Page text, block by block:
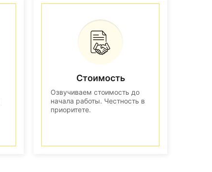
Стоимость
Озвучиваем стоимость до
начала работы. Честность в
приоритете.